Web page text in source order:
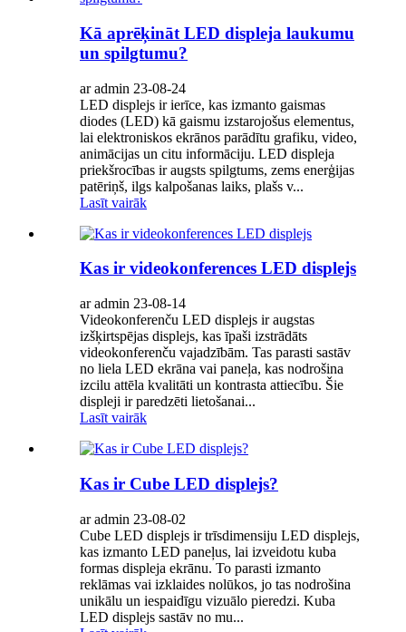
Kā aprēķināt LED displeja laukumu
un spilgtumu?
ar admin 23-08-24
LED displejs ir ierīce, kas izmanto gaismas
diodes (LED) kā gaismu izstarojošus elementus,
lai elektroniskos ekrānos parādītu grafiku, video,
animācijas un citu informāciju. LED displeja
priekšrocības ir augsts spilgtums, zems enerģijas
patēriņš, ilgs kalpošanas laiks, plašs v...
Lasīt vairāk
Kas ir videokonferences LED displejs
ar admin 23-08-14
Videokonferenču LED displejs ir augstas
izšķirtspējas displejs, kas īpaši izstrādāts
videokonferenču vajadzībām. Tas parasti sastāv
no liela LED ekrāna vai paneļa, kas nodrošina
izcilu attēla kvalitāti un kontrasta attiecību. Šie
displeji ir paredzēti lietošanai...
Lasīt vairāk
Kas ir Cube LED displejs?
ar admin 23-08-02
Cube LED displejs ir trīsdimensiju LED displejs,
kas izmanto LED paneļus, lai izveidotu kuba
formas displeja ekrānu. To parasti izmanto
reklāmas vai izklaides nolūkos, jo tas nodrošina
unikālu un iespaidīgu vizuālo pieredzi. Kuba
LED displejs sastāv no mu...